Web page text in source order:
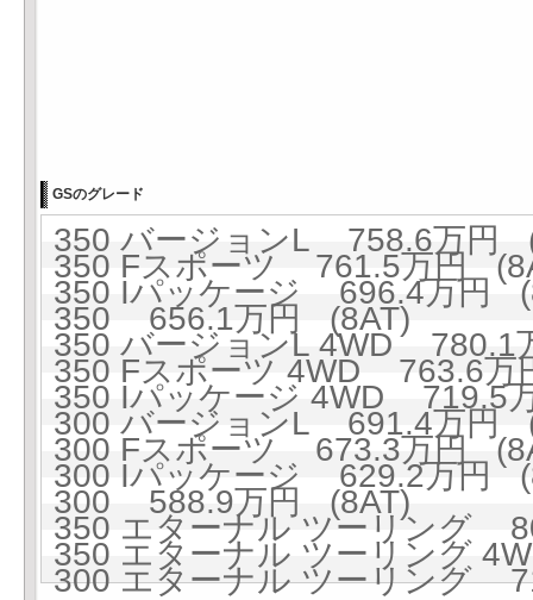
GSのグレード
350 バージョンL 758.6万円
350 Fスポーツ 761.5万円
350 Iパッケージ 696.4万円
350 656.1万円 (8AT)
350 バージョンL 4WD 780.1
350 Fスポーツ 4WD 763.6万
350 Iパッケージ 4WD 719.5
300 バージョンL 691.4万円
300 Fスポーツ 673.3万円
300 Iパッケージ 629.2万円
300 588.9万円 (8AT)
350 エターナル ツーリング
350 エターナル ツーリング
300 エターナル ツーリング